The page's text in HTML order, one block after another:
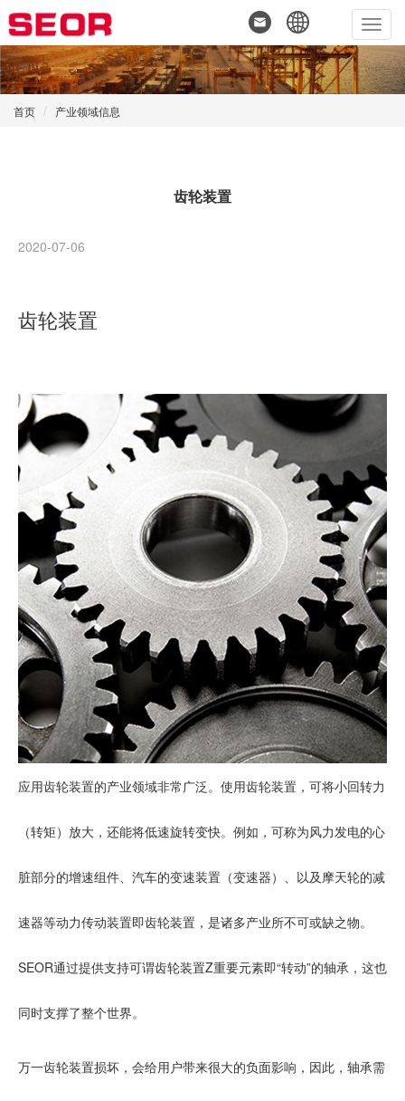
首页 产业领域信息
齿轮装置
2020-07-06
齿轮装置
应用齿轮装置的产业领域非常广泛。使用齿轮装置，可将小回转力
（转矩）放大，还能将低速旋转变快。例如，可称为风力发电的心
脏部分的增速组件、汽车的变速装置（变速器）、以及摩天轮的减
速器等动力传动装置即齿轮装置，是诸多产业所不可或缺之物。
SEOR通过提供支持可谓齿轮装置Z重要元素即“转动”的轴承，这也
同时支撑了整个世界。
万一齿轮装置损坏，会给用户带来很大的负面影响，因此，轴承需